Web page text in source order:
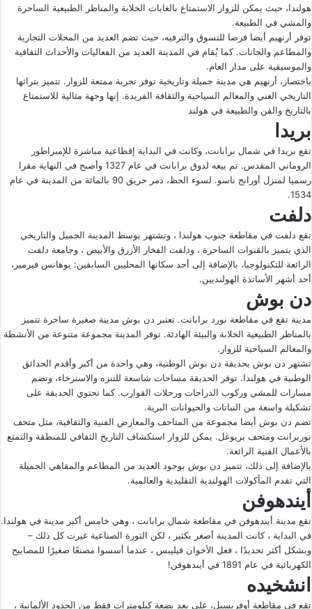
هولندا، حيث يمكن للزوار الاستمتاع بالغابات الخلابة والمناظر الطبيعية الساحرة
والمشي في الطبيعة.
توفر أرنهيم أيضا فرصا للتسوق والترفيه، حيث تضم العديد من المحلات التجارية
والمطاعم والحانات. كما يُقام في المدينة العديد من الفعاليات والأحداث الثقافية
والموسيقية على مدار العام.
باختصار، أرنهيم هي مدينة جميلة وتاريخية توفر تجربة ممتعة للزوار. تتميز بتراثها
التاريخي الغني والمعالم السياحية والثقافة الفريدة. إنها وجهة مثالية للاستمتاع
بالتاريخ والفن والطبيعة في هولند
بريدا
تقع بريدا في شمال برابانت، وكانت في البداية إقطاعية مباشرة للإمبراطور
الروماني المقدس. تم بيعه لدوق برابانت في عام 1327 وأصبح في النهاية مقرا
رسميا لمنزل أورانج ناسو. لسوء الحظ، دمر حريق 90 بالمائة من المدينة في عام
1534.
دلفت
تقع دلفت في مقاطعة جنوب هولندا ، وتشتهر بوسط المدينة الجميل والتاريخي
الذي يتميز بالقنوات الساحرة ، ودلفت الفخار الأزرق والأبيض ، وجامعة دلفت
الرائعة للتكنولوجيا، بالإضافة إلى أحد سكانها المحليين السابقين: يوهانس فيرمير،
أحد أشهر الأساتذة الهولنديين.
دن بوش
مدينة تقع في مقاطعة نورد برابانت. تعتبر دن بوش مدينة صغيرة ساحرة تتميز
بالمناظر الطبيعية الخلابة والبيئة الهادئة. توفر المدينة مجموعة متنوعة من الأنشطة
والمعالم السياحية للزوار.
تشتهر دن بوش بحديقة دن بوش الوطنية، وهي واحدة من أكبر وأقدم الحدائق
الوطنية في هولندا. توفر الحديقة مساحات شاسعة للتنزه والاسترخاء، وتضم
مسارات للمشي وركوب الدراجات ورحلات القوارب. كما تحتوي الحديقة على
تشكيلة واسعة من النباتات والحيوانات البرية.
تضم دن بوش أيضا مجموعة من المتاحف والمعارض الفنية والثقافية، مثل متحف
نوربرانت ومتحف بريوغل. يمكن للزوار استكشاف التاريخ الثقافي للمنطقة والتمتع
بالأعمال الفنية الرائعة.
بالإضافة إلى ذلك، تتميز دن بوش بوجود العديد من المطاعم والمقاهي الجميلة
التي تقدم المأكولات الهولندية التقليدية والعالمية.
أيندهوفن
تقع مدينة أيندهوفن في مقاطعة شمال برابانت ، وهي خامس أكبر مدينة في هولندا.
في البداية ، كانت المدينة أصغر بكثير ، لكن الثورة الصناعية غيرت كل ذلك –
وبشكل أكثر تحديدًا ، فعل الأخوان فيليبس ، عندما أسسوا مصنعًا صغيرًا للمصابيح
الكهربائية في عام 1891 في أيندهوفن!
انشخيده
تقع في مقاطعة أوفريسيل، على بعد بضعة كيلومترات فقط من الحدود الألمانية ،